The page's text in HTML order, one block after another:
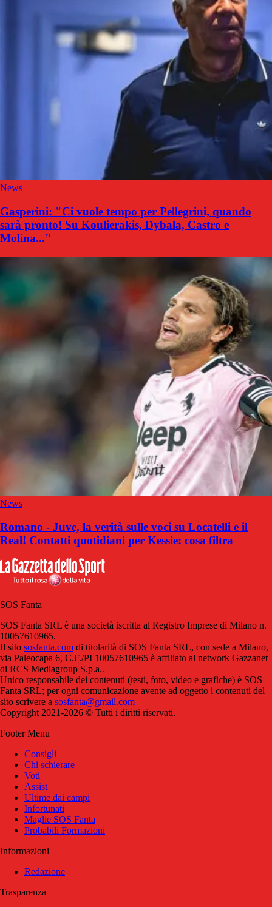
News
Gasperini: "Ci vuole tempo per Pellegrini, quando
sarà pronto! Su Koulierakis, Dybala, Castro e
Molina..."
News
Romano - Juve, la verità sulle voci su Locatelli e il
Real! Contatti quotidiani per Kessie: cosa filtra
SOS Fanta
SOS Fanta SRL è una società iscritta al Registro Imprese di Milano n.
10057610965.
Il sito sosfanta.com di titolarità di SOS Fanta SRL, con sede a Milano,
via Paleocapa 6, C.F./PI 10057610965 è affiliato al network Gazzanet
di RCS Mediagroup S.p.a..
Unico responsabile dei contenuti (testi, foto, video e grafiche) è SOS
Fanta SRL; per ogni comunicazione avente ad oggetto i contenuti del
sito scrivere a sosfanta@gmail.com
Copyright 2021-2026 © Tutti i diritti riservati.
Footer Menu
Consigli
Chi schierare
Voti
Assist
Ultime dai campi
Infortunati
Maglie SOS Fanta
Probabili Formazioni
Informazioni
Redazione
Trasparenza